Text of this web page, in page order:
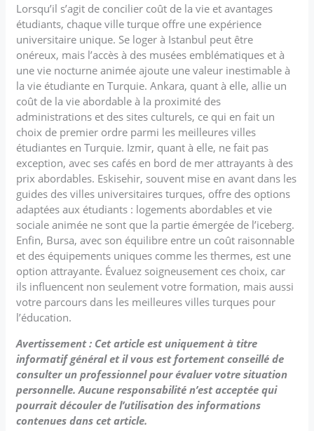
Lorsqu’il s’agit de concilier coût de la vie et avantages
étudiants, chaque ville turque offre une expérience
universitaire unique. Se loger à Istanbul peut être
onéreux, mais l’accès à des musées emblématiques et à
une vie nocturne animée ajoute une valeur inestimable à
la vie étudiante en Turquie. Ankara, quant à elle, allie un
coût de la vie abordable à la proximité des
administrations et des sites culturels, ce qui en fait un
choix de premier ordre parmi les meilleures villes
étudiantes en Turquie. Izmir, quant à elle, ne fait pas
exception, avec ses cafés en bord de mer attrayants à des
prix abordables. Eskisehir, souvent mise en avant dans les
guides des villes universitaires turques, offre des options
adaptées aux étudiants : logements abordables et vie
sociale animée ne sont que la partie émergée de l’iceberg.
Enfin, Bursa, avec son équilibre entre un coût raisonnable
et des équipements uniques comme les thermes, est une
option attrayante. Évaluez soigneusement ces choix, car
ils influencent non seulement votre formation, mais aussi
votre parcours dans les meilleures villes turques pour
l’éducation.
Avertissement : Cet article est uniquement à titre
informatif général et il vous est fortement conseillé de
consulter un professionnel pour évaluer votre situation
personnelle. Aucune responsabilité n’est acceptée qui
pourrait découler de l’utilisation des informations
contenues dans cet article.